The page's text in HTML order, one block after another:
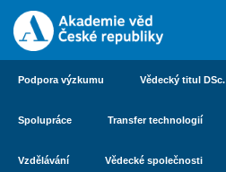
Podpora výzkumu Vědecký titul DSc.
Spolupráce Transfer technologií
Vzdělávání Vědecké společnosti